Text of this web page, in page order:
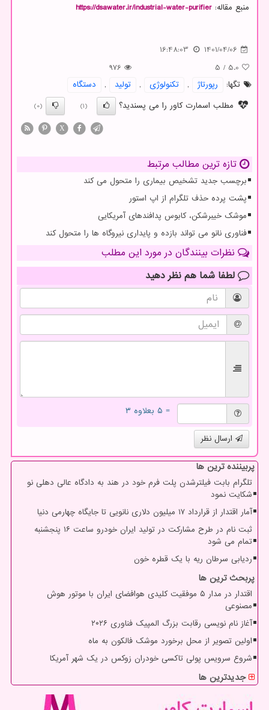
منبع مقاله: https://dsawater.ir/industrial-water-purifier
1401/04/06
16:48:03
5.0
/
5
976
تگها:
رپورتاژ , تكنولوژی , تولید ,
دستگاه
مطلب اسمارت کاور را می پسندید؟
(1)
(0)
X
تازه ترین مطالب مرتبط
برچسب جدید تشخیص بیماری را متحول می کند
پشت پرده حذف تلگرام از اپ استور
موشک خیبرشکن، کابوس پدافندهای آمریکایی
فناوری نانو می تواند بازده و پایداری نیروگاه ها را متحول کند
نظرات بینندگان در مورد این مطلب
لطفا شما هم نظر دهید
= ۵ بعلاوه ۳
ارسال نظر
پربیننده ترین ها
تلگرام بابت فیلترشدن پلت فرم خود در هند به دادگاه عالی دهلی نو
شکایت نمود
آمار اقتدار از قرارداد ۱۷ میلیون دلاری نانویی تا جایگاه چهارمی دنیا
ثبت نام در طرح مشارکت در تولید ایران خودرو ساعت ۱۶ پنجشنبه
تمام می شود
ردیابی سرطان ریه با یک قطره خون
پربحث ترین ها
اقتدار در مدار ۵ موفقیت کلیدی هوافضای ایران با موتور هوش
مصنوعی
آغاز نام نویسی رقابت بزرگ المپیک فناوری ۲۰۲۶
اولین تصویر از محل برخورد موشک فالکون به ماه
شروع سرویس پولی تاکسی خودران زوکس در یک شهر آمریکا
جدیدترین ها